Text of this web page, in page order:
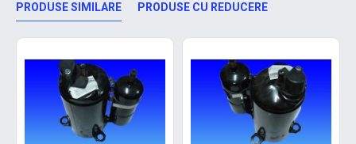
PRODUSE SIMILARE PRODUSE CU REDUCERE